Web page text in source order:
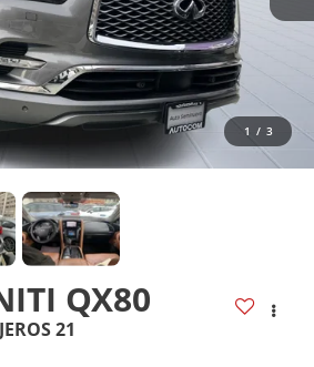
1 / 3
QX80
21